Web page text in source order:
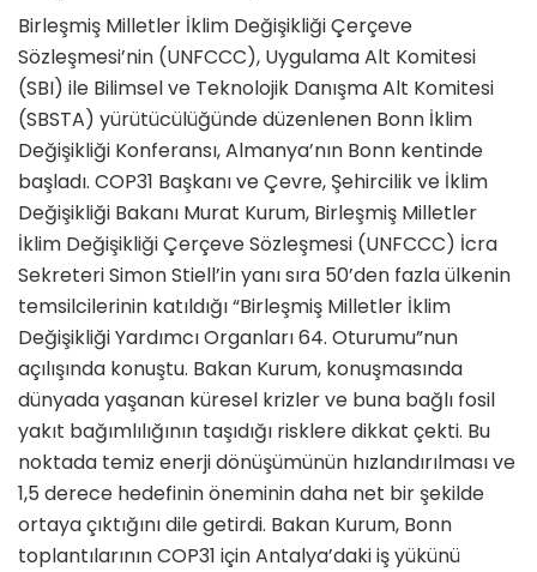
Birleşmiş Milletler İklim Değişikliği Çerçeve
Sözleşmesi’nin (UNFCCC), Uygulama Alt Komitesi
(SBI) ile Bilimsel ve Teknolojik Danışma Alt Komitesi
(SBSTA) yürütücülüğünde düzenlenen Bonn İklim
Değişikliği Konferansı, Almanya’nın Bonn kentinde
başladı. COP31 Başkanı ve Çevre, Şehircilik ve İklim
Değişikliği Bakanı Murat Kurum, Birleşmiş Milletler
İklim Değişikliği Çerçeve Sözleşmesi (UNFCCC) İcra
Sekreteri Simon Stiell’in yanı sıra 50’den fazla ülkenin
temsilcilerinin katıldığı “Birleşmiş Milletler İklim
Değişikliği Yardımcı Organları 64. Oturumu”nun
açılışında konuştu. Bakan Kurum, konuşmasında
dünyada yaşanan küresel krizler ve buna bağlı fosil
yakıt bağımlılığının taşıdığı risklere dikkat çekti. Bu
noktada temiz enerji dönüşümünün hızlandırılması ve
1,5 derece hedefinin öneminin daha net bir şekilde
ortaya çıktığını dile getirdi. Bakan Kurum, Bonn
toplantılarının COP31 için Antalya’daki iş yükünü